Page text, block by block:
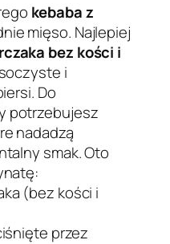
kebaba z
mięso. Najlepiej
bez kości i
i
Do
potrzebujesz
nadadzą
smak. Oto
(bez kości i
przez